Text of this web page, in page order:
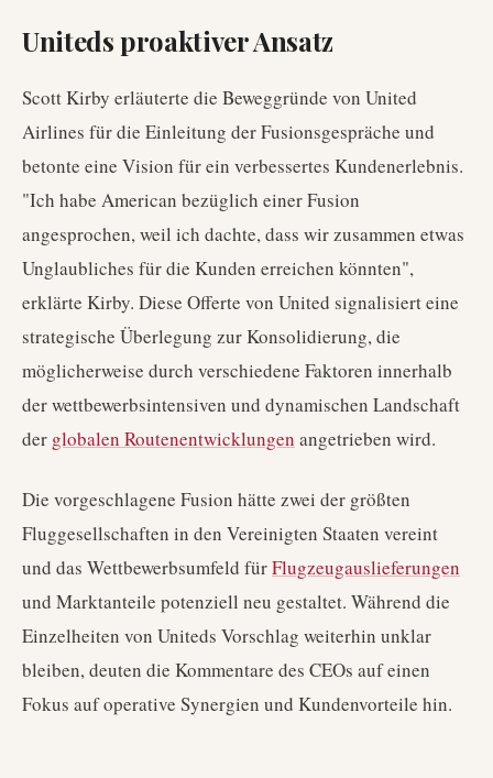
Uniteds proaktiver Ansatz
Scott Kirby erläuterte die Beweggründe von United
Airlines für die Einleitung der Fusionsgespräche und
betonte eine Vision für ein verbessertes Kundenerlebnis.
"Ich habe American bezüglich einer Fusion
angesprochen, weil ich dachte, dass wir zusammen etwas
Unglaubliches für die Kunden erreichen könnten",
erklärte Kirby. Diese Offerte von United signalisiert eine
strategische Überlegung zur Konsolidierung, die
möglicherweise durch verschiedene Faktoren innerhalb
der wettbewerbsintensiven und dynamischen Landschaft
der globalen Routenentwicklungen angetrieben wird.
Die vorgeschlagene Fusion hätte zwei der größten
Fluggesellschaften in den Vereinigten Staaten vereint
und das Wettbewerbsumfeld fürFlugzeugauslieferungen
und Marktanteile potenziell neu gestaltet. Während die
Einzelheiten von Uniteds Vorschlag weiterhin unklar
bleiben, deuten die Kommentare des CEOs auf einen
Fokus auf operative Synergien und Kundenvorteile hin.